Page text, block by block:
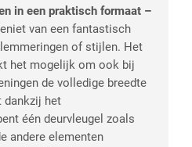
in een praktisch formaat –
van een fantastisch
of stijlen. Het
het mogelijk om ook bij
de volledige breedte
dankzij het
één deurvleugel zoals
andere elementen